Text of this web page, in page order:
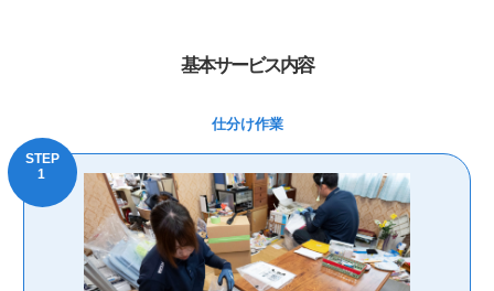
基本サービス内容
仕分け作業